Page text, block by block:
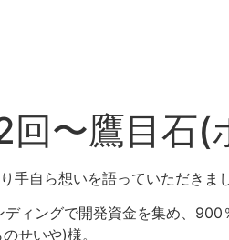
〜鷹目石(
手自ら想いを語っていただきまし
ィングで開発資金を集め、
せいや)様。